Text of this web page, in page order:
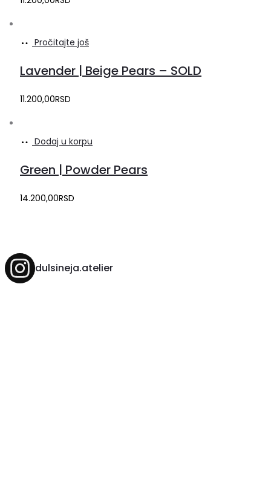
Pročitajte još
Lavender | Beige Pears – SOLD
11.200,00RSD
Dodaj u korpu
Green | Powder Pears
14.200,00RSD
dulsineja.atelier